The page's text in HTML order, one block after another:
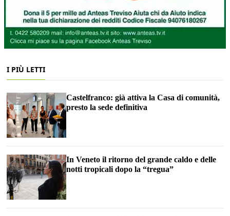
I PIÙ LETTI
Castelfranco: già attiva la Casa di comunità,
presto la sede definitiva
In Veneto il ritorno del grande caldo e delle
notti tropicali dopo la “tregua”